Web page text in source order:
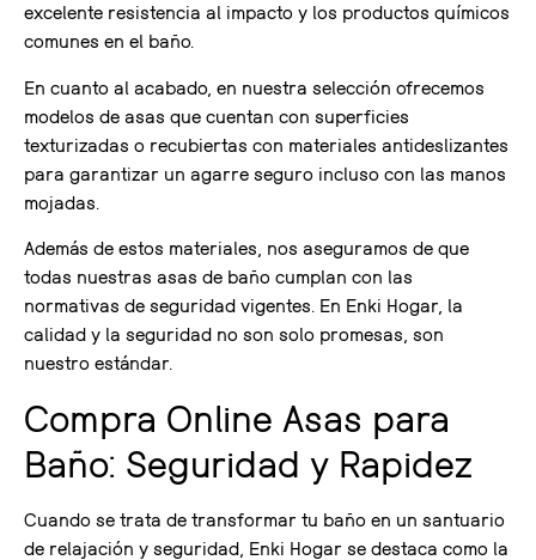
excelente resistencia al impacto y los productos químicos
comunes en el baño.
En cuanto al acabado, en nuestra selección ofrecemos
modelos de asas que cuentan con superficies
texturizadas o recubiertas con materiales antideslizantes
para garantizar un agarre seguro incluso con las manos
mojadas.
Además de estos materiales, nos aseguramos de que
todas nuestras asas de baño cumplan con las
normativas de seguridad vigentes. En Enki Hogar, la
calidad y la seguridad no son solo promesas, son
nuestro estándar.
Compra Online Asas para
Baño: Seguridad y Rapidez
Cuando se trata de transformar tu baño en un santuario
de relajación y seguridad, Enki Hogar se destaca como la